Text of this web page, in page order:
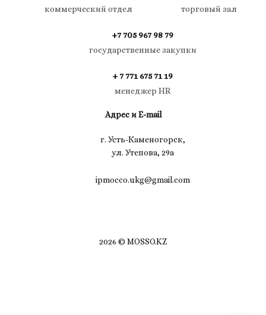
коммерческий отдел торговый зал
+7 705 967 98 79
государственные закупки
+ 7 771 675 71 19
менеджер HR
Адрес и E-mail
г. Усть-Каменогорск,
ул. Утепова, 29а
ipmocco.ukg@gmail.com
2026 © MOSSO.KZ